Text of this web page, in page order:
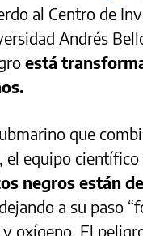
al Centro de
Andrés
está
que
equipo
negros están
dejando a su paso
oxígeno. El